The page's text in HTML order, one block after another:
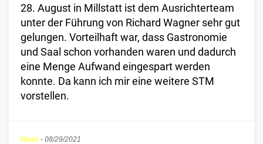
28. August in Millstatt ist dem Ausrichterteam
unter der Führung von Richard Wagner sehr gut
gelungen. Vorteilhaft war, dass Gastronomie
und Saal schon vorhanden waren und dadurch
eine Menge Aufwand eingespart werden
konnte. Da kann ich mir eine weitere STM
vorstellen.
News - 08/29/2021